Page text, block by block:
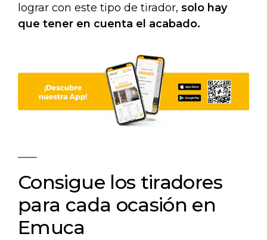
lograr con este tipo de tirador, solo hay
que tener en cuenta el acabado.
Consigue los tiradores
para cada ocasión en
Emuca